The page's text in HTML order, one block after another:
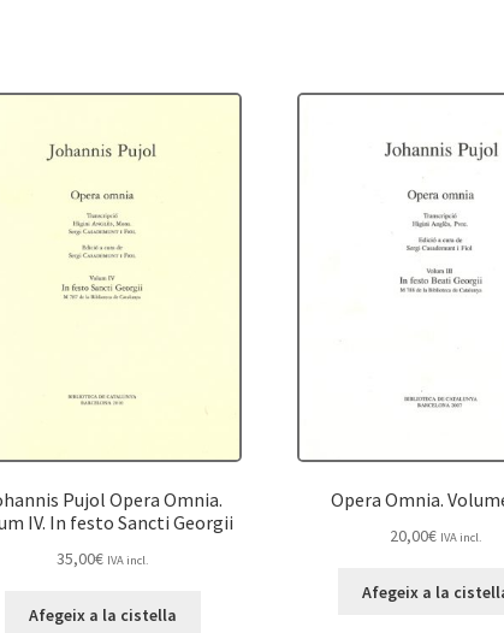
Pujol Opera Omnia.
IV. In festo Sancti Georgii
35,00€ IVA incl.
Afegeix a la cistella
Opera Omnia.
20,00€ IVA incl.
Afegeix a la